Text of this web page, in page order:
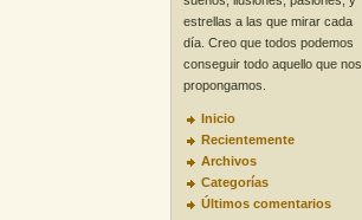
estrellas a las que mirar cada
día. Creo que todos podemos
conseguir todo aquello que nos
propongamos.
Inicio
Recientemente
Archivos
Categorías
Últimos comentarios